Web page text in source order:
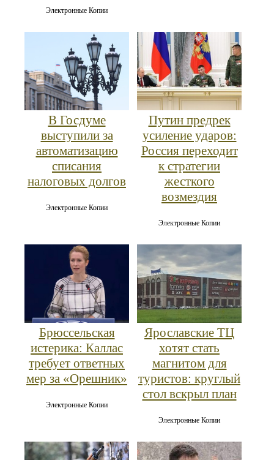
Электронные Копии
В Госдуме
выступили за
автоматизацию
списания
налоговых долгов
Электронные Копии
Путин предрек
усиление ударов:
Россия переходит
к стратегии
жесткого
возмездия
Электронные Копии
Брюссельская
истерика: Каллас
требует ответных
мер за «Орешник»
Электронные Копии
Ярославские ТЦ
хотят стать
магнитом для
туристов: круглый
стол вскрыл план
Электронные Копии